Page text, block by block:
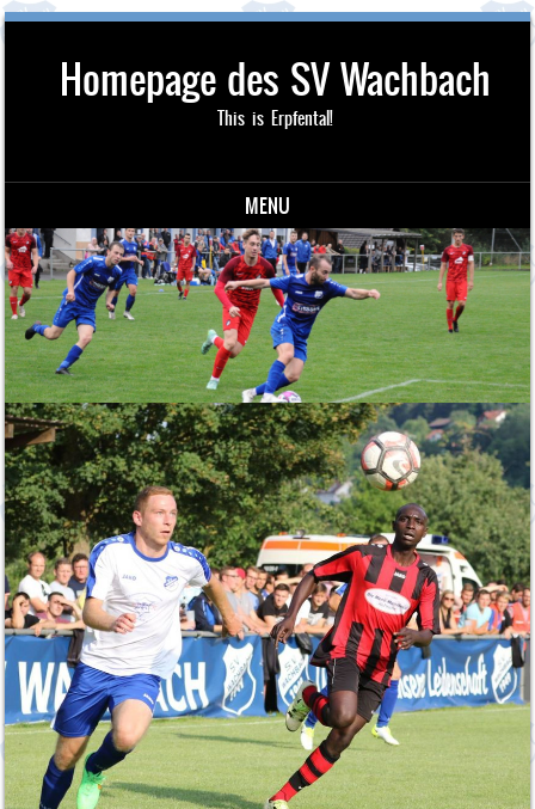
Homepage des SV Wachbach
This is Erpfental!
MENU
Skip to content